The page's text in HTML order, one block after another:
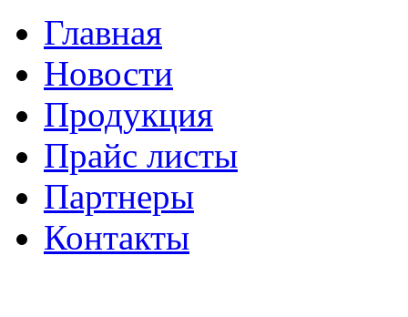
Главная
Новости
Продукция
Прайс листы
Партнеры
Контакты